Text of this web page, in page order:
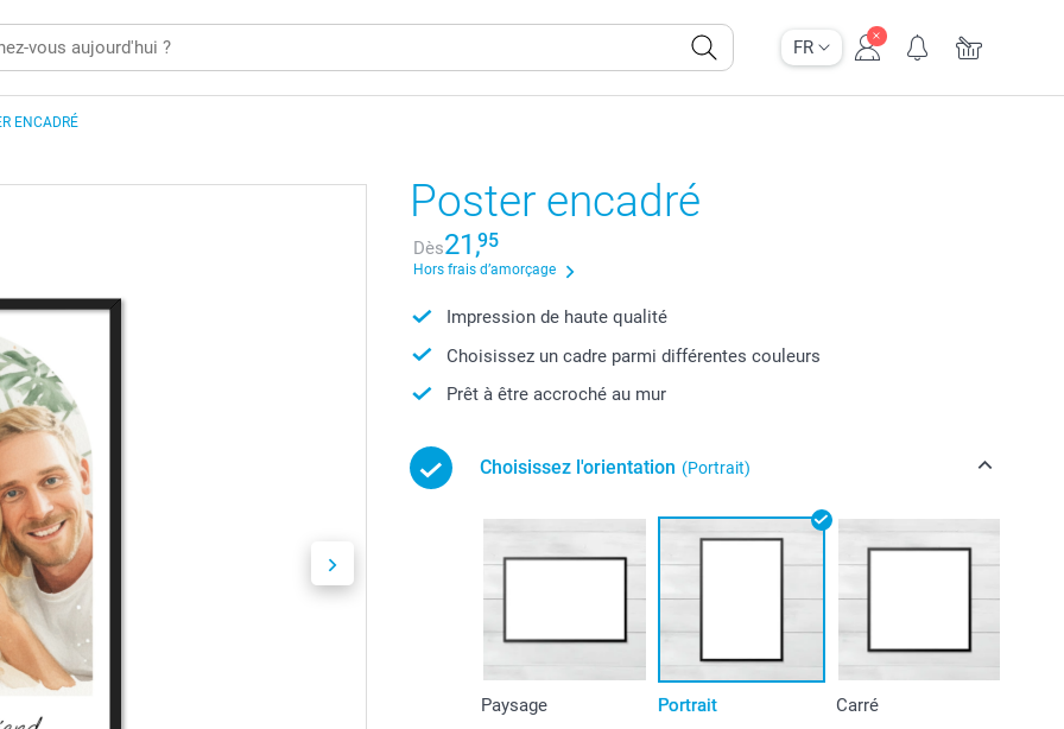
FR
ENCADRÉ
Poster encadré
Dès21,95
Hors frais d’amorçage
Impression de haute qualité
Choisissez un cadre parmi différentes couleurs
Prêt à être accroché au mur
Choisissez l'orientation (Portrait)
Paysage Portrait Carré